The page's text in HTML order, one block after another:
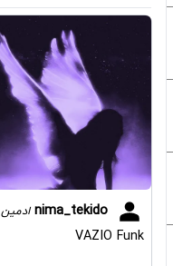
nima_tekido ادمین
VAZIO Funk